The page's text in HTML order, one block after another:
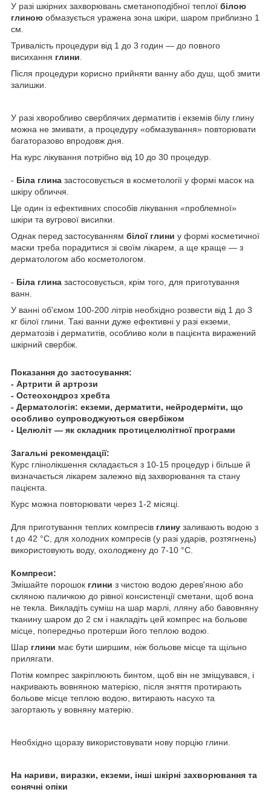
У разі шкірних захворювань сметаноподібної теплої білою
глиною обмазується уражена зона шкіри, шаром приблизно 1
см.
Тривалість процедури від 1 до 3 годин — до повного
висихання глини
Після процедури корисно прийняти ванну або душ, щоб змити
залишки.
У разі хворобливо сверблячих дерматитів і екземів білу глину
можна не змивати, а процедуру «обмазування» повторювати
багаторазово впродовж дня.
На курс лікування потрібно від 10 до 30 процедур.
- Біла глина застосовується в косметології у формі масок на
шкіру обличчя.
Це один із ефективних способів лікування «проблемної»
шкіри та вугрової висипки.
Однак перед застосуванням білої глини у формі косметичної
маски треба порадитися зі своїм лікарем, а ще краще — з
дерматологом або косметологом.
- Біла глина застосовується, крім того, для приготування
ванн.
У ванні об'ємом 100-200 літрів необхідно розвести від 1 до 3
кг білої глини. Такі ванни дуже ефективні у разі екземи,
дерматозів і дерматитів, особливо коли в пацієнта виражений
шкірний свербіж.
Показання до застосування:
- Артрити й артрози
- Остеохондроз хребта
- Дерматологія: екземи, дерматити, нейродерміти, що
особливо супроводжуються свербіжом
- Целюліт — як складник протицелюлітної програми
Загальні рекомендації:
Курс глінолікшення складається з 10-15 процедур і більше й
визначається лікарем залежно від захворювання та стану
пацієнта.
Курс можна повторювати через 1-2 місяці.
Для приготування теплих компресів глину заливають водою з
t до 42 °C, для холодних компресів (у разі ударів, розтягнень)
використовують воду, охолоджену до 7-10 °C.
Компреси:
Змішайте порошок глини з чистою водою дерев'яною або
скляною паличкою до рівної консистенції сметани, щоб вона
не текла. Викладіть суміш на шар марлі, лляну або бавовняну
тканину шаром до 2 см і накладіть цей компрес на больове
місце, попередньо протерши його теплою водою.
Шар глини має бути ширшим, ніж больове місце та щільно
прилягати.
Потім компрес закріплюють бинтом, щоб він не зміщувався, і
накривають вовняною матерією, після зняття протирають
больове місце теплою водою, витирають насухо та
загортають у вовняну матерію.
Необхідно щоразу використовувати нову порцію глини.
На нариви, виразки, екземи, інші шкірні захворювання та
сонячні опіки